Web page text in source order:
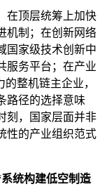
在顶层统筹上加快
机制；在创新网络
国家级技术创新中
服务平台；在产业
整机链主企业，
路径的选择意味
刻，国家层面并非
性的产业组织范式
统构建低空制造